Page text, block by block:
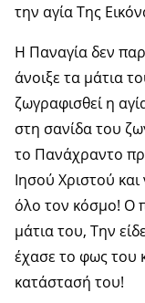
την αγία Της
Η Παναγία δεν
άνοιξε τα μάτια
ζωγραφισθεί η
στη σανίδα του
το Πανάχραντο
Ιησού Χριστού
όλο τον κόσμο! Ο
μάτια του, Την
έχασε το φως του
κατάστασή του!